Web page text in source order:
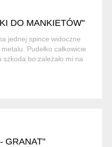
DO MANKIETÓW"
jednej spince widoczne
Pudełko całkowicie
bo zależało mi na
GRANAT"